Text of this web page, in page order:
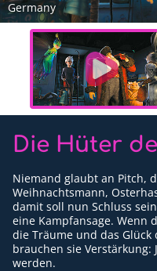
Lernfilme
Favoriten
Für Erwachsene
Downloads
Partner
Presse
Kontakt
Germany
Die Hüter
Niemand glaubt an Pitch,
Weihnachtsmann,
damit soll nun Schluss
eine Kampfansage. Wenn
die Träume und das
brauchen sie Verstärkung:
werden.